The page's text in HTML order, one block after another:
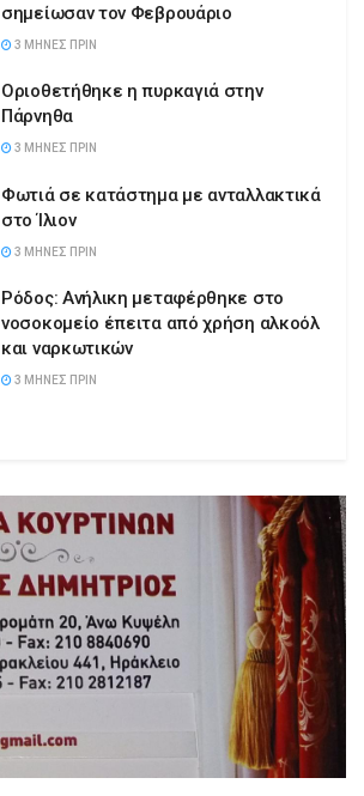
σημείωσαν τον Φεβρουάριο
3 ΜΉΝΕΣ ΠΡΙΝ
Οριοθετήθηκε η πυρκαγιά στην
Πάρνηθα
3 ΜΉΝΕΣ ΠΡΙΝ
Φωτιά σε κατάστημα με ανταλλακτικά
στο Ίλιον
3 ΜΉΝΕΣ ΠΡΙΝ
Ρόδος: Ανήλικη μεταφέρθηκε στο
νοσοκομείο έπειτα από χρήση αλκοόλ
και ναρκωτικών
3 ΜΉΝΕΣ ΠΡΙΝ